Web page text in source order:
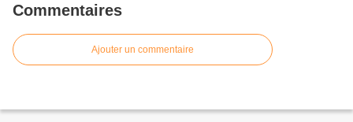
DÉBARQUEMENT DE PROVENCE. UN
GOUMIERS, SPAHIS ET TIRAILLEURS
QUI N’ÉTAIENT PAS REPRÉSENTÉS.
Commentaires
Ajouter un commentaire